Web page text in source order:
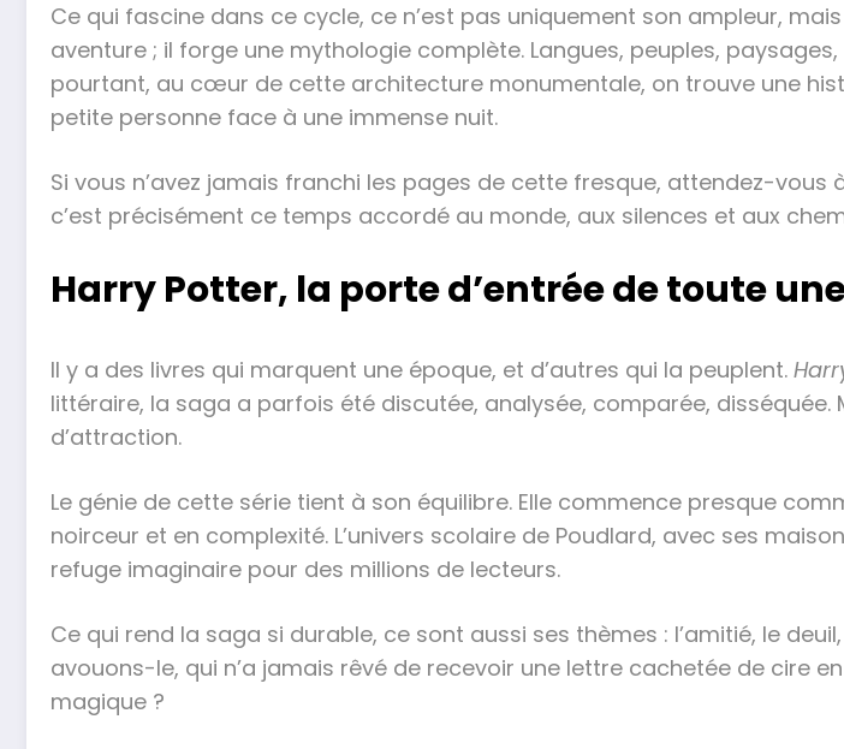
Ce qui fascine dans ce cycle, ce n’est pas uniquement son ampleur,
aventure ; il forge une mythologie complète. Langues, peuples,
pourtant, au cœur de cette architecture monumentale, on trouve une
petite personne face à une immense nuit.
Si vous n’avez jamais franchi les pages de cette fresque, attendez-
c’est précisément ce temps accordé au monde, aux silences et aux
Harry Potter, la porte d’entrée de toute
Il y a des livres qui marquent une époque, et d’autres qui la peuplent.
littéraire, la saga a parfois été discutée, analysée, comparée,
d’attraction.
Le génie de cette série tient à son équilibre. Elle commence presque
noirceur et en complexité. L’univers scolaire de Poudlard, avec ses
refuge imaginaire pour des millions de lecteurs.
Ce qui rend la saga si durable, ce sont aussi ses thèmes : l’amitié, le
avouons-le, qui n’a jamais rêvé de recevoir une lettre cachetée de cire
magique ?